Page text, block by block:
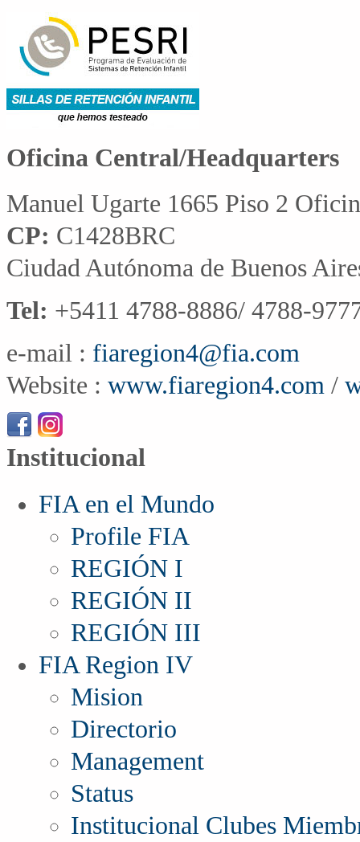
Oficina Central/Headquarters
Manuel Ugarte 1665 Piso 2
CP: C1428BRC
Ciudad Autónoma de Buenos
Tel: +5411 4788-8886/ 4788-
e-mail : fiaregion4@fia.com
Website : www.fiaregion4.com /
Institucional
FIA en el Mundo
Profile FIA
REGIÓN I
REGIÓN II
REGIÓN III
FIA Region IV
Mision
Directorio
Management
Status
Institucional Clubes